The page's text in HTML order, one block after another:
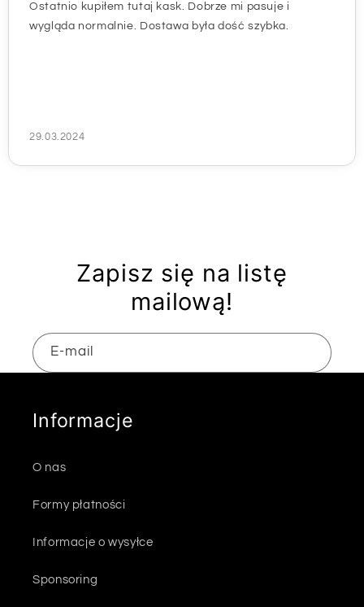
Ostatnio kupiłem tutaj kask. Dobrze mi pasuje i
wygląda normalnie. Dostawa była dość szybka.
29.03.2024
Zapisz się na listę
mailową!
E-mail
Informacje
O nas
Formy płatności
Informacje o wysyłce
Sponsoring